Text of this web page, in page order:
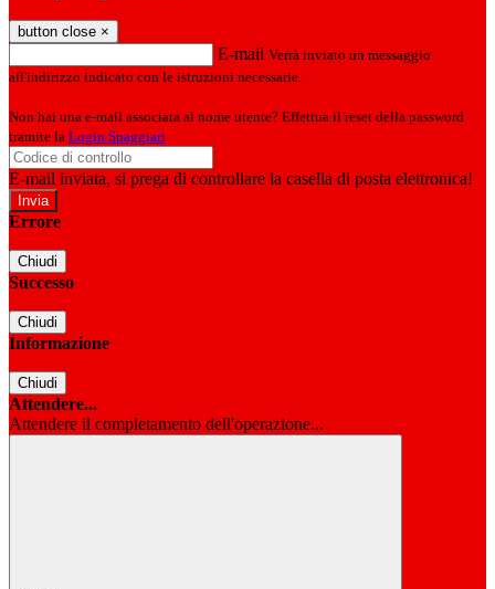
button close ×
E-mail Verrà inviato un messaggio
all'indirizzo indicato con le istruzioni necessarie.
Non hai una e-mail associata al nome utente? Effettua il reset della password
tramite la Login Spaggiari
E-mail inviata, si prega di controllare la casella di posta elettronica!
Errore
Chiudi
Successo
Chiudi
Informazione
Chiudi
Attendere...
Attendere il completamento dell'operazione...